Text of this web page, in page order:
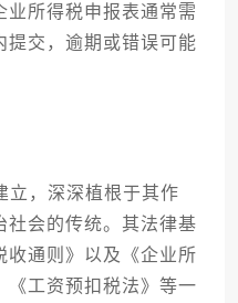
业所得税申报表通常需
提交，逾期或错误可能
，深深植根于其作
社会的传统。其法律基
收通则》以及《企业所
《工资预扣税法》等一